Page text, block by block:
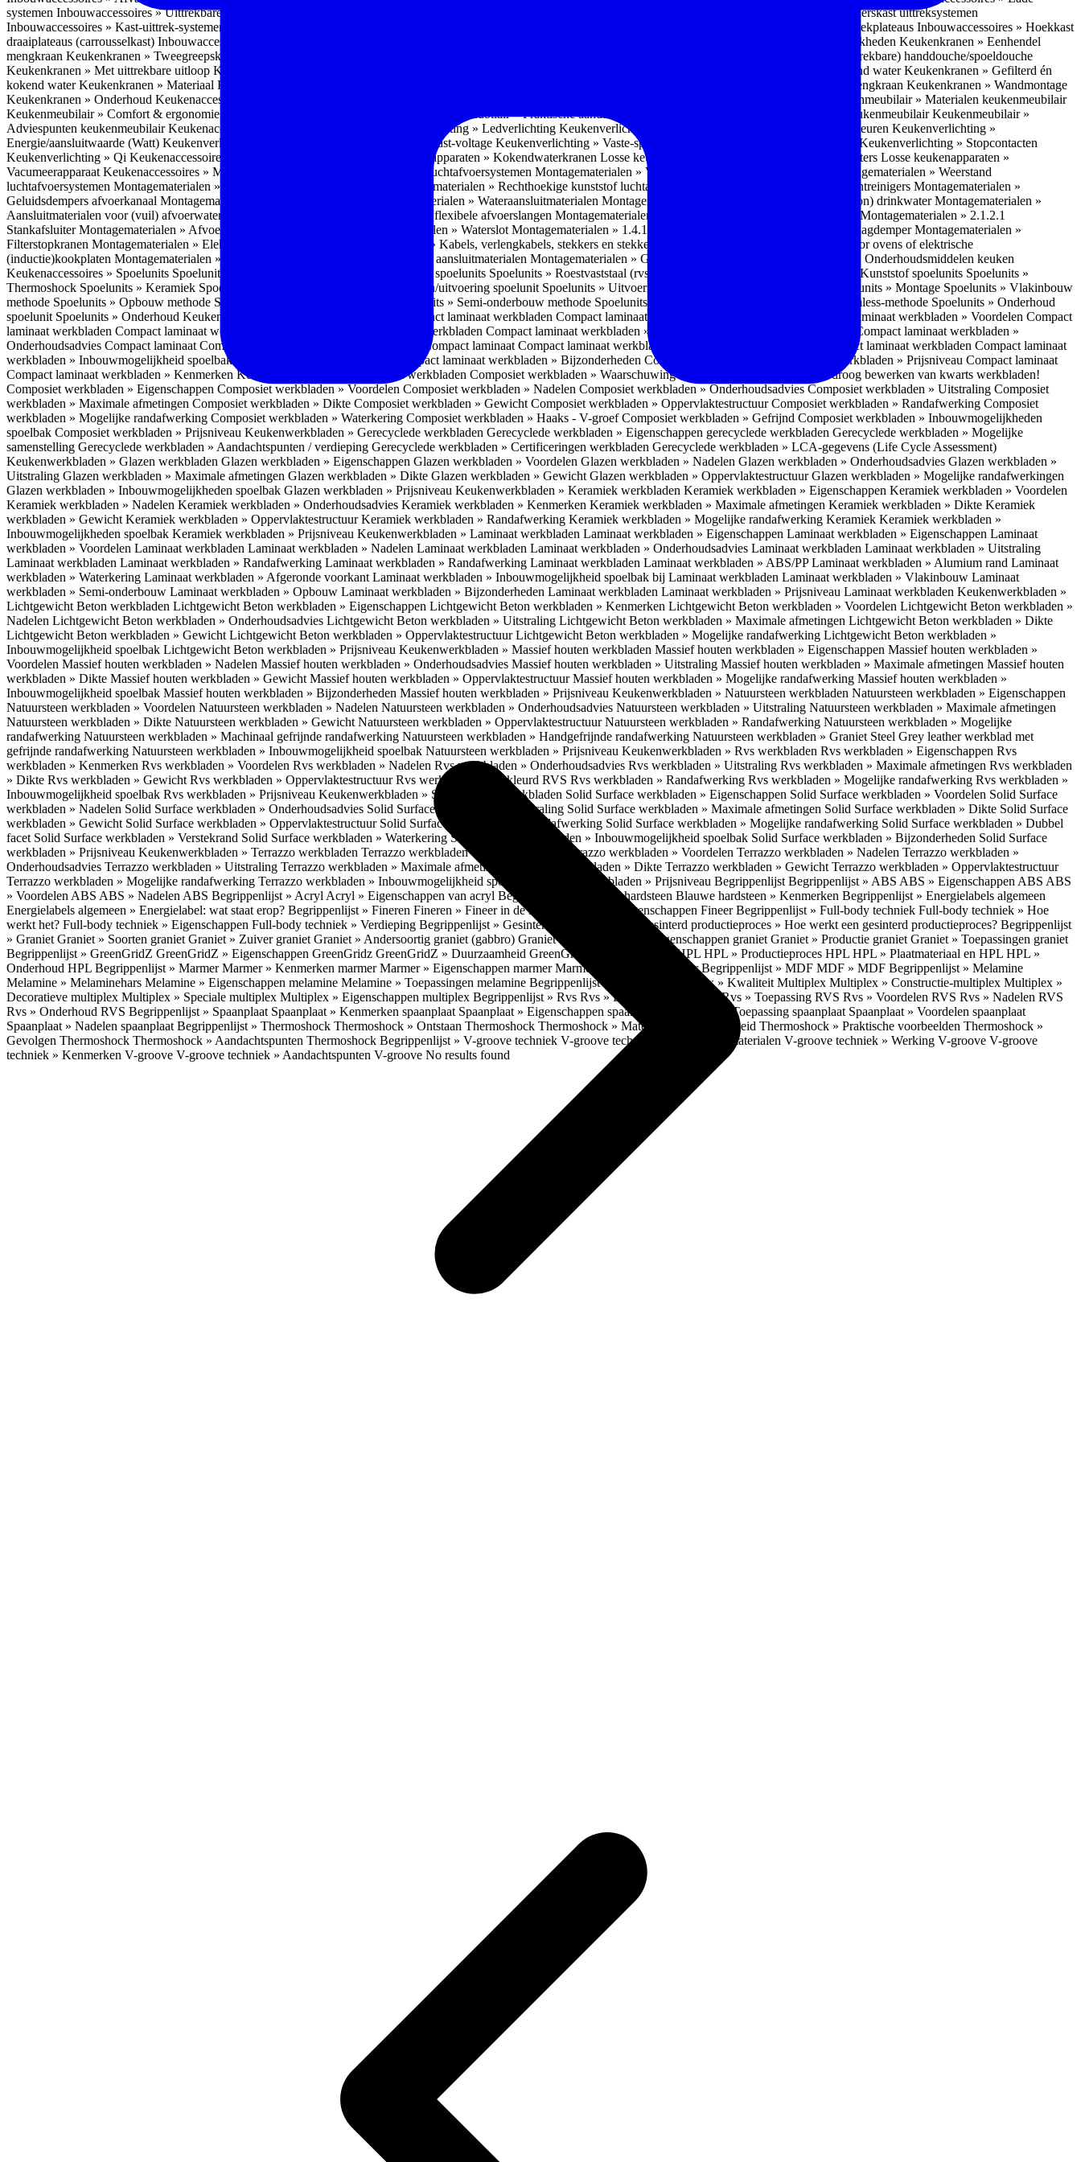
systemen Inbouwaccessoires » Uittrekbare ladesystemen
Inbouwaccessoires » Apothekerskast uittreksystemen
Inbouwaccessoires » Kast-uittrek-systemen
Inbouwaccessoires » Hoekkast uittrekplateaus Inbouwaccessoires » Hoekkast
draaiplateaus (carrousselkast) Inbouwaccessoires » Onderhoud Keukenkranen » Bedieningsmogelijkheden Keukenkranen » Eenhendel
mengkraan Keukenkranen » Tweegreepskraan
Keukenkranen » Met (uitrekbare) handdouche/spoeldouche
Keukenkranen » Met uittrekbare uitloop Keukenkranen » Gefilterd water Keukenkranen » Kokend waterKeukenkranen » Gefilterd én
kokend waterKeukenkranen » Materiaal Keukenkranen » Pvd Techniek (pvd) Keukenkranen » Bladmengkraan Keukenkranen » Wandmontage
Keukenkranen » Onderhoud Keukenaccessoires » Keukenmeubilair
Keukenmeubilair » Materialen keukenmeubilair
Keukenmeubilair » Comfort & ergonomie
Keukenmeubilair » Praktische aandachtspunten Keukenmeubilair » Duurzaamheid keukenmeubilairKeukenmeubilair »
Adviespunten keukenmeubilairKeukenaccessoires » Keukenverlichting Keukenverlichting » Ledverlichting Keukenverlichting » Installatie Keukenverlichting » Lichtkleuren Keukenverlichting »
Energie/aansluitwaarde (Watt) Keukenverlichting » Leddriver Keukenverlichting » Vast-voltage Keukenverlichting » Vaste-spanning
Keukenverlichting » Stopcontacten
Keukenverlichting » Qi Keukenaccessoires » Losse keukenapparaten Losse keukenapparaten » Kokendwaterkranen Losse keukenapparaten » Plintverwarming/plintheaters Losse keukenapparaten »
Vacumeerapparaat Keukenaccessoires » Montagematerialen Montagematerialen » Luchtafvoersystemen Montagematerialen » Verschillende Luchtafvoersystemen
Montagematerialen » Weerstand
luchtafvoersystemen Montagematerialen » Flexibele (ronde) afvoerslangen Montagematerialen » Rechthoekige kunststof luchtafvoersystemen Montagematerialen » Luchtreinigers Montagematerialen »
Geluidsdempers afvoerkanaal Montagematerialen » Aansluitmaterialen Montagematerialen » Wateraansluitmaterialen Montagematerialen » Aansluitmateriaal voor (schoon) drinkwaterMontagematerialen »
Aansluitmaterialen voor (vuil) afvoerwater sifons
Montagematerialen » 1.2.1 Ronde flexibele afvoerslangen Montagematerialen » Dempingsysteem van lades en deuren Montagematerialen » 2.1.2.1
StankafsluiterMontagematerialen » Afvoerpluggen t.b.v. spoelunits Montagematerialen » Waterslot Montagematerialen » 1.4.1 Plasmafilter Montagematerialen » WaterslagdemperMontagematerialen »
Filterstopkranen Montagematerialen » Elektra aansluitmateriaal Montagematerialen » Kabels, verlengkabels, stekkers en stekkerblokken
Montagematerialen » Kabels voor ovens of elektrische
(inductie)kookplaten Montagematerialen » Combiregelaar Montagematerialen » Gas aansluitmaterialen Montagematerialen » Gasaansluitmaterialen
Montagematerialen » Onderhoudsmiddelen keuken
Keukenaccessoires » Spoelunits Spoelunits » Types/soorten Spoelunits » Materialen spoelunits Spoelunits » Roestvaststaal (rvs) Spoelunits » Kunststof spoelunits Spoelunits »
Thermoshock Spoelunits » Keramiek Spoelunits » Tegelbakken Spoelunits » Design/uitvoering spoelunit Spoelunits » Uitvoering Spoelunits » Montage Spoelunits » Vlakinbouw
methode Spoelunits » Opbouw methode Spoelunits » Onderbouw methode Spoelunits » Semi-onderbouw methode Spoelunits » Tussenbouw methode Spoelunits » Rimless-methode Spoelunits » Onderhoud
spoelunit Spoelunits » Onderhoud Keukenwerkbladen Keukenwerkbladen » Compact laminaat werkbladen Compact laminaat werkbladen » Eigenschappen
Compact laminaat werkbladen » Voordelen Compact
laminaat werkbladen Compact laminaat werkbladen » Nadelen Compact laminaat werkbladen Compact laminaat werkbladen » Nanotech massief laminaat werkbladen
Compact laminaat werkbladen »
Onderhoudsadvies Compact laminaat Compact laminaat werkbladen » Uitstraling Compact laminaat Compact laminaat werkbladen » Mogelijke randafwerking Compact laminaat werkbladen Compact laminaat
werkbladen » Inbouwmogelijkheid spoelbak Compact laminaat werkbladen
Compact laminaat werkbladen » Bijzonderheden Compact laminaat
Compact laminaat werkbladen » Prijsniveau Compact laminaat
Compact laminaat werkbladen » Kenmerken Keukenwerkbladen » Composiet werkbladen Composiet werkbladen » Waarschuwing Monteurs: bescherm je bij het droog bewerken van kwarts werkbladen!
Composiet werkbladen » Eigenschappen Composiet werkbladen » Voordelen Composiet werkbladen » Nadelen Composiet werkbladen » OnderhoudsadviesComposiet werkbladen » Uitstraling Composiet
werkbladen » Maximale afmetingen Composiet werkbladen » Dikte Composiet werkbladen » Gewicht Composiet werkbladen » OppervlaktestructuurComposiet werkbladen » Randafwerking Composiet
werkbladen » Mogelijke randafwerking Composiet werkbladen » Waterkering Composiet werkbladen » Haaks - V-groefComposiet werkbladen » Gefrijnd Composiet werkbladen » Inbouwmogelijkheden
spoelbak Composiet werkbladen » Prijsniveau Keukenwerkbladen » Gerecyclede werkbladen Gerecyclede werkbladen » Eigenschappen gerecyclede werkbladen Gerecyclede werkbladen » Mogelijke
samenstelling Gerecyclede werkbladen » Aandachtspunten / verdieping Gerecyclede werkbladen » Certificeringen werkbladen Gerecyclede werkbladen » LCA-gegevens (Life Cycle Assessment)
Keukenwerkbladen » Glazen werkbladen Glazen werkbladen » Eigenschappen Glazen werkbladen » Voordelen Glazen werkbladen » Nadelen Glazen werkbladen » Onderhoudsadvies Glazen werkbladen »
Uitstraling Glazen werkbladen » Maximale afmetingen Glazen werkbladen » Dikte Glazen werkbladen » Gewicht Glazen werkbladen » OppervlaktestructuurGlazen werkbladen » Mogelijke randafwerkingen
Glazen werkbladen » Inbouwmogelijkheden spoelbak Glazen werkbladen » Prijsniveau Keukenwerkbladen » Keramiek werkbladen Keramiek werkbladen » Eigenschappen Keramiek werkbladen » Voordelen
Keramiek werkbladen » Nadelen Keramiek werkbladen » Onderhoudsadvies Keramiek werkbladen » Kenmerken Keramiek werkbladen » Maximale afmetingen Keramiek werkbladen » Dikte Keramiek
werkbladen » Gewicht Keramiek werkbladen » OppervlaktestructuurKeramiek werkbladen » Randafwerking Keramiek werkbladen » Mogelijke randafwerking Keramiek Keramiek werkbladen »
Inbouwmogelijkheden spoelbak Keramiek werkbladen » Prijsniveau Keukenwerkbladen » Laminaat werkbladen Laminaat werkbladen » Eigenschappen Laminaat werkbladen » Eigenschappen Laminaat
werkbladen » Voordelen Laminaat werkbladen Laminaat werkbladen » Nadelen Laminaat werkbladen Laminaat werkbladen » Onderhoudsadvies Laminaat werkbladen Laminaat werkbladen » Uitstraling
Laminaat werkbladen Laminaat werkbladen » Randafwerking Laminaat werkbladen » Randafwerking Laminaat werkbladen Laminaat werkbladen » ABS/PPLaminaat werkbladen » Alumium rand Laminaat
werkbladen » Waterkering Laminaat werkbladen » Afgeronde voorkant Laminaat werkbladen » Inbouwmogelijkheid spoelbak bij Laminaat werkbladen Laminaat werkbladen » Vlakinbouw Laminaat
werkbladen » Semi-onderbouw Laminaat werkbladen » Opbouw Laminaat werkbladen » Bijzonderheden Laminaat werkbladen Laminaat werkbladen » Prijsniveau Laminaat werkbladen Keukenwerkbladen »
Lichtgewicht Beton werkbladen Lichtgewicht Beton werkbladen » Eigenschappen Lichtgewicht Beton werkbladen » Kenmerken Lichtgewicht Beton werkbladen » Voordelen Lichtgewicht Beton werkbladen »
Nadelen Lichtgewicht Beton werkbladen » Onderhoudsadvies Lichtgewicht Beton werkbladen » Uitstraling Lichtgewicht Beton werkbladen » Maximale afmetingen Lichtgewicht Beton werkbladen » Dikte
Lichtgewicht Beton werkbladen » Gewicht Lichtgewicht Beton werkbladen » OppervlaktestructuurLichtgewicht Beton werkbladen » Mogelijke randafwerking Lichtgewicht Beton werkbladen »
Inbouwmogelijkheid spoelbak Lichtgewicht Beton werkbladen » Prijsniveau Keukenwerkbladen » Massief houten werkbladen Massief houten werkbladen » Eigenschappen Massief houten werkbladen »
Voordelen Massief houten werkbladen » Nadelen Massief houten werkbladen » Onderhoudsadvies Massief houten werkbladen » Uitstraling Massief houten werkbladen » Maximale afmetingen Massief houten
werkbladen » Dikte Massief houten werkbladen » Gewicht Massief houten werkbladen » OppervlaktestructuurMassief houten werkbladen » Mogelijke randafwerking Massief houten werkbladen »
Inbouwmogelijkheid spoelbak Massief houten werkbladen » Bijzonderheden Massief houten werkbladen » Prijsniveau Keukenwerkbladen » Natuursteen werkbladen Natuursteen werkbladen » Eigenschappen
Natuursteen werkbladen » Voordelen Natuursteen werkbladen » Nadelen Natuursteen werkbladen » Onderhoudsadvies Natuursteen werkbladen » Uitstraling Natuursteen werkbladen » Maximale afmetingen
Natuursteen werkbladen » Dikte Natuursteen werkbladen » Gewicht Natuursteen werkbladen » OppervlaktestructuurNatuursteen werkbladen » Randafwerking Natuursteen werkbladen » Mogelijke
randafwerking Natuursteen werkbladen » Machinaal gefrijnde randafwerking Natuursteen werkbladen » Handgefrijnde randafwerking Natuursteen werkbladen » Graniet Steel Grey leather werkblad met
gefrijnde randafwerking Natuursteen werkbladen » Inbouwmogelijkheid spoelbak Natuursteen werkbladen » Prijsniveau Keukenwerkbladen » Rvs werkbladen Rvs werkbladen » Eigenschappen Rvs
werkbladen » Kenmerken Rvs werkbladen » Voordelen Rvs werkbladen » Nadelen Rvs werkbladen » Onderhoudsadvies Rvs werkbladen » Uitstraling Rvs werkbladen » Maximale afmetingen Rvs werkbladen
» Dikte Rvs werkbladen » Gewicht Rvs werkbladen » OppervlaktestructuurRvs werkbladen » Gekleurd RVS Rvs werkbladen » Randafwerking Rvs werkbladen » Mogelijke randafwerking Rvs werkbladen »
Inbouwmogelijkheid spoelbak Rvs werkbladen » Prijsniveau Keukenwerkbladen » Solid Surface werkbladen Solid Surface werkbladen » Eigenschappen Solid Surface werkbladen » Voordelen Solid Surface
werkbladen » Nadelen Solid Surface werkbladen » Onderhoudsadvies Solid Surface werkbladen » Uitstraling Solid Surface werkbladen » Maximale afmetingen Solid Surface werkbladen » Dikte Solid Surface
werkbladen » Gewicht Solid Surface werkbladen » Oppervlaktestructuur Solid Surface werkbladen » Randafwerking Solid Surface werkbladen » Mogelijke randafwerking Solid Surface werkbladen » Dubbel
facet Solid Surface werkbladen » Verstekrand Solid Surface werkbladen » WaterkeringSolid Surface werkbladen » Inbouwmogelijkheid spoelbak Solid Surface werkbladen » Bijzonderheden Solid Surface
werkbladen » Prijsniveau Keukenwerkbladen » Terrazzo werkbladen Terrazzo werkbladen » Eigenschappen Terrazzo werkbladen » Voordelen Terrazzo werkbladen » Nadelen Terrazzo werkbladen »
Onderhoudsadvies Terrazzo werkbladen » Uitstraling Terrazzo werkbladen » Maximale afmetingen Terrazzo werkbladen » Dikte Terrazzo werkbladen » Gewicht Terrazzo werkbladen » Oppervlaktestructuur
Terrazzo werkbladen » Mogelijke randafwerking Terrazzo werkbladen » Inbouwmogelijkheid spoelbak Terrazzo werkbladen » Prijsniveau Begrippenlijst Begrippenlijst » ABS ABS » Eigenschappen ABS ABS
» Voordelen ABS ABS » Nadelen ABS Begrippenlijst » Acryl Acryl » Eigenschappen van acryl Begrippenlijst » Blauwe hardsteen Blauwe hardsteen » Kenmerken Begrippenlijst » Energielabels algemeen
Energielabels algemeen » Energielabel: wat staat erop? Begrippenlijst » Fineren Fineren » Fineer in de keuken Fineren » Eigenschappen FineerBegrippenlijst » Full-body techniek Full-body techniek » Hoe
werkt het? Full-body techniek » Eigenschappen Full-body techniek » Verdieping Begrippenlijst » Gesinterd productieproces Gesinterd productieproces » Hoe werkt een gesinterd productieproces? Begrippenlijst
» Graniet Graniet » Soorten graniet Graniet » Zuiver graniet Graniet » Andersoortig graniet (gabbro) Graniet » Gneis Graniet » Eigenschappen graniet Graniet » Productie graniet Graniet » Toepassingen graniet
Begrippenlijst » GreenGridZ GreenGridZ » Eigenschappen GreenGridz GreenGridZ » Duurzaamheid GreenGridz Begrippenlijst » HPL HPL » Productieproces HPL HPL » Plaatmateriaal en HPL HPL »
Onderhoud HPL Begrippenlijst » MarmerMarmer » Kenmerken marmerMarmer » Eigenschappen marmerMarmer » Productie marmerBegrippenlijst » MDF MDF » MDF Begrippenlijst » Melamine
Melamine » Melaminehars Melamine » Eigenschappen melamine Melamine » Toepassingen melamine Begrippenlijst » Multiplex Multiplex » Kwaliteit Multiplex Multiplex » Constructie-multiplex Multiplex »
Decoratieve multiplex Multiplex » Speciale multiplex Multiplex » Eigenschappen multiplex Begrippenlijst » Rvs Rvs » Eigenschappen RVS Rvs » Toepassing RVS Rvs » Voordelen RVS Rvs » Nadelen RVS
Rvs » Onderhoud RVS Begrippenlijst » Spaanplaat Spaanplaat » Kenmerken spaanplaat Spaanplaat » Eigenschappen spaanplaat Spaanplaat » Toepassing spaanplaat Spaanplaat » Voordelen spaanplaat
Spaanplaat » Nadelen spaanplaat Begrippenlijst » Thermoshock Thermoshock » Ontstaan Thermoshock Thermoshock » Materialen & gevoeligheid Thermoshock » Praktische voorbeelden Thermoshock »
Gevolgen Thermoshock Thermoshock » Aandachtspunten Thermoshock Begrippenlijst » V-groove techniek V-groove techniek » Toepasbare materialen V-groove techniek » Werking V-groove V-groove
techniek » Kenmerken V-groove V-groove techniek » Aandachtspunten V-groove No results found